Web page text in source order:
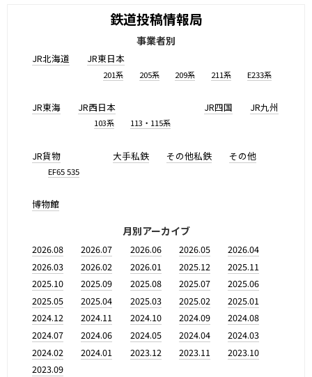
鉄道投稿情報局
事業者別
JR北海道 JR東日本
201系 205系 209系 211系 E233系
JR東海 JR西日本
103系 113・115系
JR四国 JR九州
JR貨物
EF65 535
大手私鉄 その他私鉄 その他
博物館
月別アーカイブ
2026.08 2026.07 2026.06 2026.05
2026.04
2026.03
2026.02 2026.01 2025.12
2025.11
2025.10
2025.09 2025.08 2025.07
2025.06
2025.05
2025.04 2025.03 2025.02
2025.01
2024.12
2024.11 2024.10 2024.09
2024.08
2024.07
2024.06 2024.05 2024.04
2024.03
2024.02
2024.01 2023.12 2023.11
2023.10
2023.09